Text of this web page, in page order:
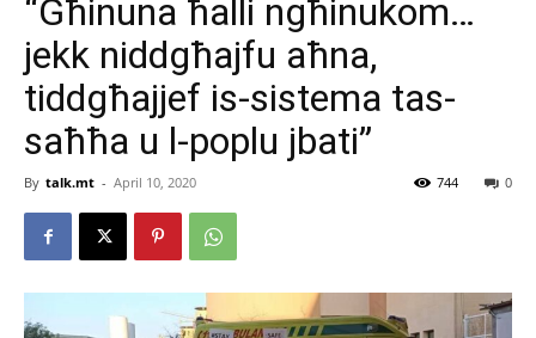
“Għinuna ħalli ngħinukom…
jekk niddgħajfu aħna,
tiddgħajjef is-sistema tas-
saħħa u l-poplu jbati”
By talk.mt - April 10, 2020 0
744